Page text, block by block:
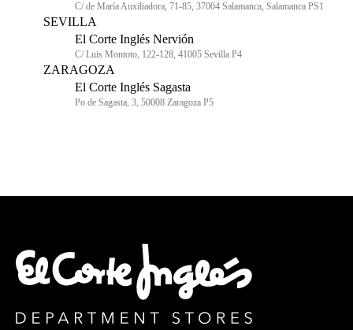
C/ de María Auxiliadora, 71-85, 37004 Salamanca, Salamanca PS1
SEVILLA
El Corte Inglés Nervión
C/ Luis Montoto, 122-128, 41005 Sevilla P4
ZARAGOZA
El Corte Inglés Sagasta
Po de Sagasta, 3, 50008 Zaragoza P5